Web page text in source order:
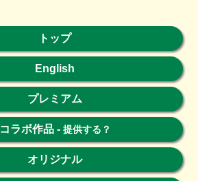
トップ
English
プレミアム
コラボ作品- 提供する？
オリジナル